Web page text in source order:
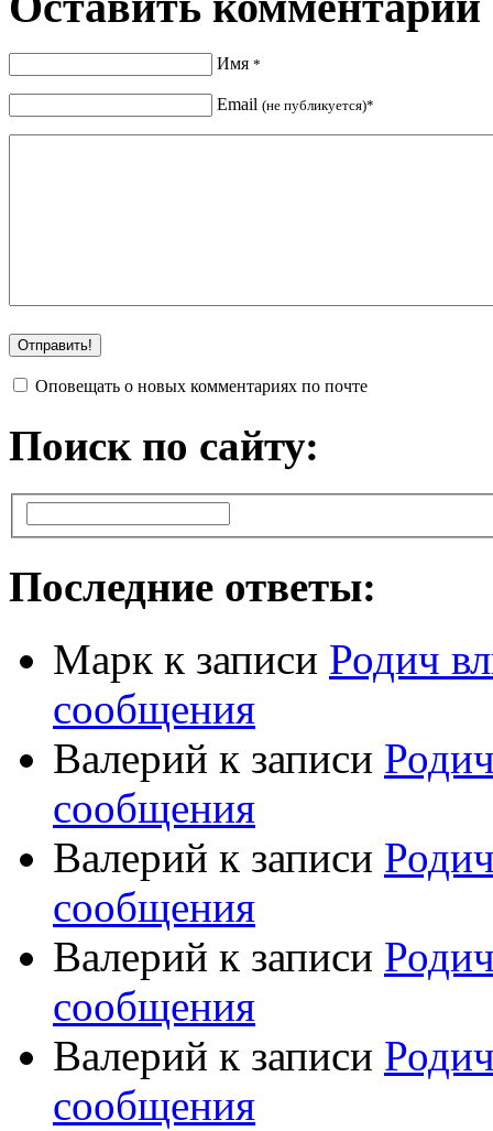
Имя *
Email (не публикуется)*
Оповещать о новых комментариях по почте
Поиск по сайту:
Последние ответы:
Марк к записи Родич
сообщения
Валерий к записи
сообщения
Валерий к записи
сообщения
Валерий к записи
сообщения
Валерий к записи
сообщения